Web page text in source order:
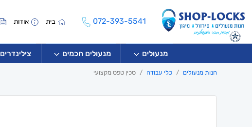
072-393-5541 בית אודות
מנעולים מנעולים חכמים צילינדרים
חנות מנעולים כלי עבודה סכין טפט מקצועי